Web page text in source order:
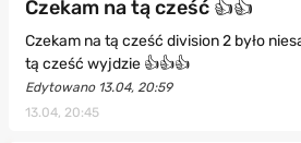
Czekam na tą cześć 👍👍
Czekam na tą cześć division 2 było
tą cześć wyjdzie 👍👍👍
Edytowano 13.04, 20:59
13.04, 20:45